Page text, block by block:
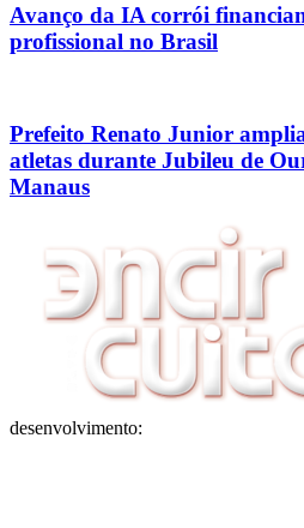
Avanço da IA corrói
profissional no Brasil
Prefeito Renato Junior
atletas durante Jubileu de
Manaus
desenvolvimento: